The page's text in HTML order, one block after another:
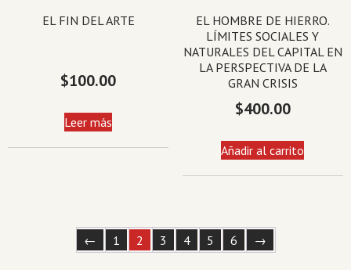
EL FIN DEL ARTE
$100.00
Leer más
EL HOMBRE DE HIERRO.
LÍMITES SOCIALES Y
NATURALES DEL CAPITAL EN
LA PERSPECTIVA DE LA
GRAN CRISIS
$400.00
Añadir al carrito
← 1 2 3 4 5 6 →